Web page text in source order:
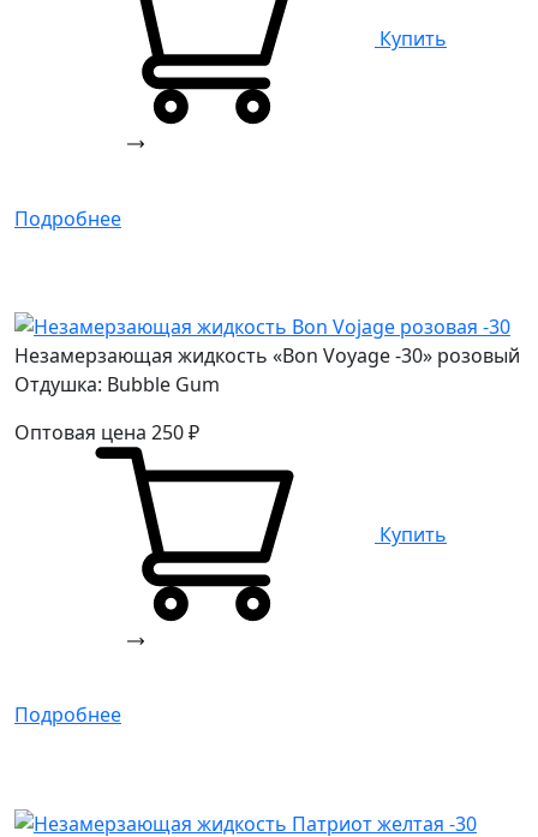
Купить
Подробнее
Незамерзающая жидкость «Bon Voyage -30» розовый
Отдушка: Bubble Gum
Оптовая цена 250₽
Купить
Подробнее